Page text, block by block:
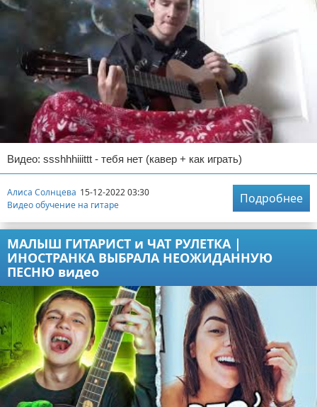
Видео: ssshhhiiittt - тебя нет (кавер + как играть)
Алиса Солнцева 15-12-2022 03:30
Видео обучение на гитаре
Подробнее
МАЛЫШ ГИТАРИСТ и ЧАТ РУЛЕТКА |
ИНОСТРАНКА ВЫБРАЛА НЕОЖИДАННУЮ
ПЕСНЮ видео